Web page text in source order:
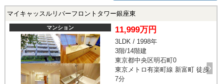
マイキャッスルリバーフロントタワー銀座東
マンション 11,999万円
3LDK / 1998年
3階/14階建
東京都中央区明石町0
東京メトロ有楽町線 新富町 徒歩
7分